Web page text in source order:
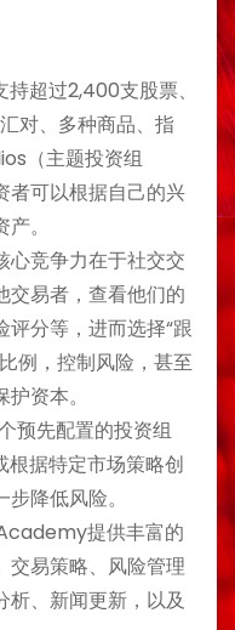
持超过2,400支股票、
对、多种商品、指
（主题投资组
者可以根据自己的兴
。
心竞争力在于社交交
交易者，查看他们的
分等，进而选择“跟
例，控制风险，甚至
资本。
预先配置的投资组
据特定市场策略创
降低风险。
提供丰富的
交易策略、风险管理
析、新闻更新，以及